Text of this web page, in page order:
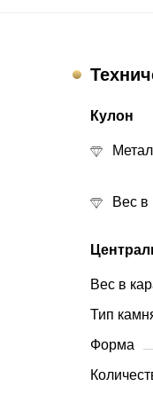
Кулон
Вес в
Вес в
Тип
Форма